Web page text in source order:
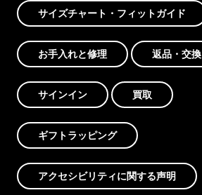
サイズチャート・フィットガイド
お手入れと修理 返品・交換
サインイン 買取
ギフトラッピング
アクセシビリティに関する声明